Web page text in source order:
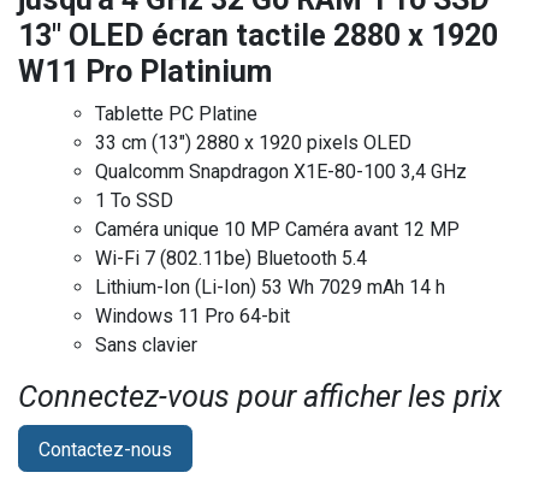
13" OLED écran tactile 2880 x 1920
W11 Pro Platinium
Tablette PC Platine
33 cm (13") 2880 x 1920 pixels OLED
Qualcomm Snapdragon X1E-80-100 3,4 GHz
1 To SSD
Caméra unique 10 MP Caméra avant 12 MP
Wi-Fi 7 (802.11be) Bluetooth 5.4
Lithium-Ion (Li-Ion) 53 Wh 7029 mAh 14 h
Windows 11 Pro 64-bit
Sans clavier
Connectez-vous pour afficher les prix​
Contactez-nous